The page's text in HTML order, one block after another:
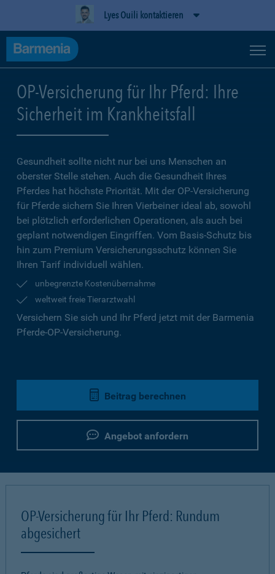
Lyes Ouili kontaktieren
OP-Versicherung für Ihr Pferd: Ihre
Sicherheit im Krankheitsfall
Gesundheit sollte nicht nur bei uns Menschen an
oberster Stelle stehen. Auch die Gesundheit Ihres
Pferdes hat höchste Priorität. Mit der OP-Versicherung
für Pferde sichern Sie Ihren Vierbeiner ideal ab, sowohl
bei plötzlich erforderlichen Operationen, als auch bei
geplant notwendigen Eingriffen. Vom Basis-Schutz bis
hin zum Premium Versicherungsschutz können Sie
Ihren Tarif individuell wählen.
unbegrenzte Kostenübernahme
weltweit freie Tierarztwahl
Versichern Sie sich und Ihr Pferd jetzt mit der Barmenia
Pferde-OP-Versicherung.
Beitrag berechnen
Angebot anfordern
OP-Versicherung für Ihr Pferd: Rundum
abgesichert